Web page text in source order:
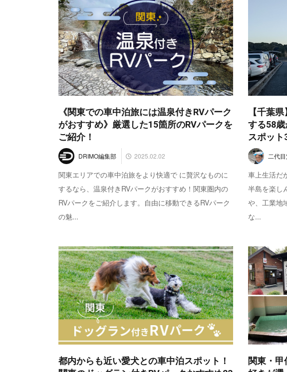
《関東での車中泊旅には温泉付きRVパーク
がおすすめ》厳選した15箇所のRVパークを
ご紹介！
DRIMO編集部 2025.02.02
関東エリアでの車中泊旅をより快適で に贅沢なものに
するなら、温泉付きRVパークがおすすめ！関東圏内の
RVパークをご紹介します。自由に移動できるRVパーク
の魅...
【千葉
する58
スポット
二代
車上生活だ
半島を楽し
や、工業地
な...
都内からも近い愛犬との車中泊スポット！
関東・